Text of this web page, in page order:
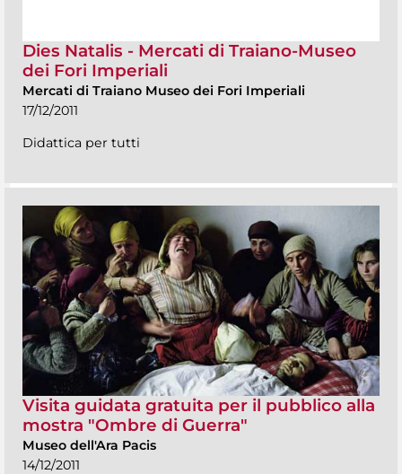
Dies Natalis - Mercati di Traiano-Museo
dei Fori Imperiali
Mercati di Traiano Museo dei Fori Imperiali
17/12/2011
Didattica per tutti
Visita guidata gratuita per il pubblico alla
mostra "Ombre di Guerra"
Museo dell'Ara Pacis
14/12/2011